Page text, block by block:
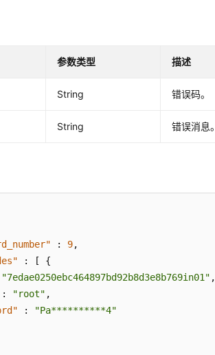
参数类型 描述
String 错误码。
String 错误消息。
: 9,
: [
{
"7edae0250ebc464897bd92b8d3e8b769in01" ,
: "root" ,
:
"Pa**********4"